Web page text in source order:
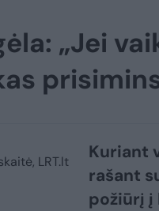
„Jei
LRT.lt
Kuriant
rašant
požiūrį į